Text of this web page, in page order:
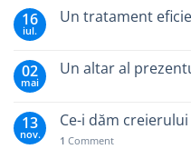
16
iul.
Un tratament
02
mai
Un altar al
13
nov.
Ce-i dăm
1 Comment